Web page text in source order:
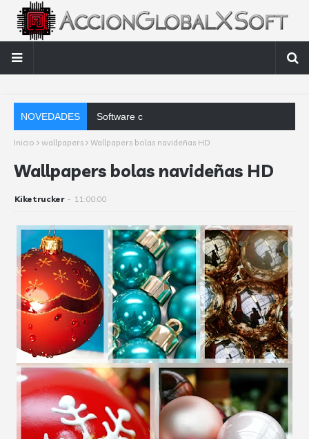
NOVEDADES Software contable automático: factore
Inicio wallpapers Wallpapers bolas navideñas HD
Wallpapers bolas navideñas HD
Kiketrucker - 11:00:00